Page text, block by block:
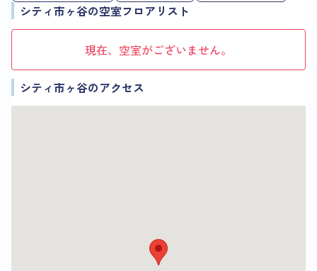
シティ市ヶ谷の空室フロアリスト
現在、空室がございません。
シティ市ヶ谷のアクセス